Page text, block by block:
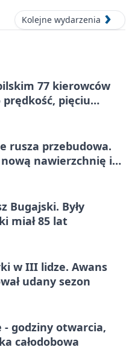
Kolejne wydarzenia
77 kierowców
prędkość, pięciu
rusza przebudowa.
nawierzchnię i
Bugajski. Były
miał 85 lat
w III lidze. Awans
udany sezon
- godziny otwarcia,
całodobowa